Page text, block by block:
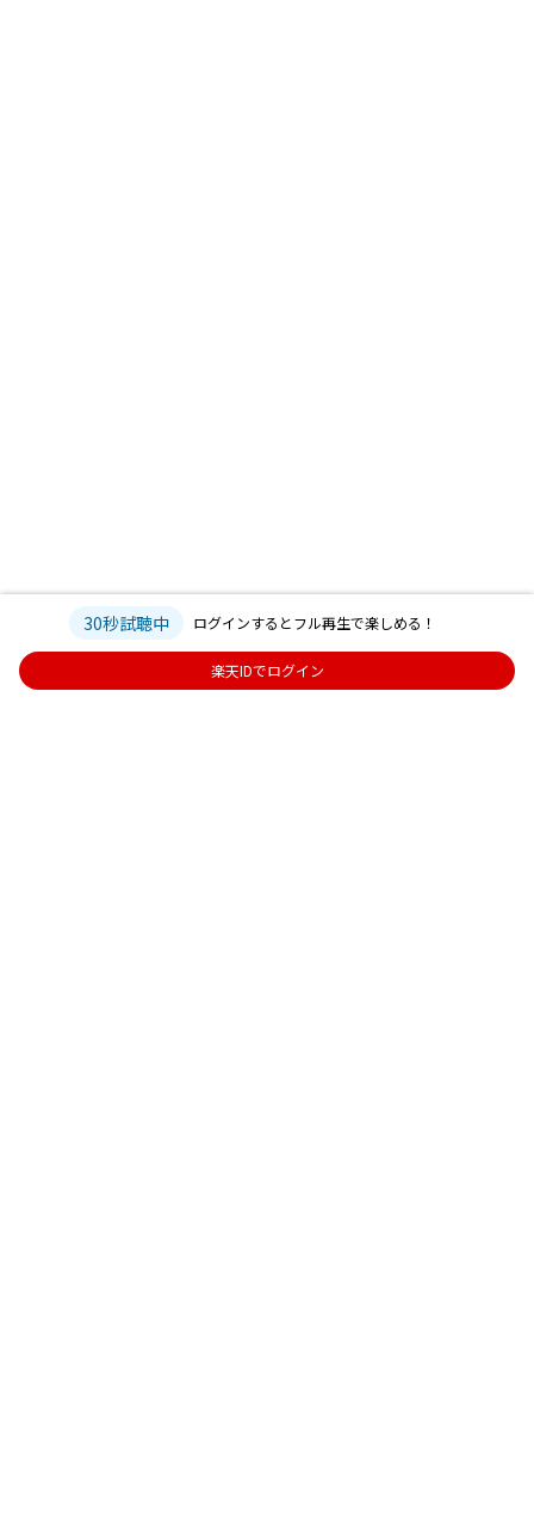
30秒試聴中 ログインするとフル再生で楽しめる！
楽天IDでログイン